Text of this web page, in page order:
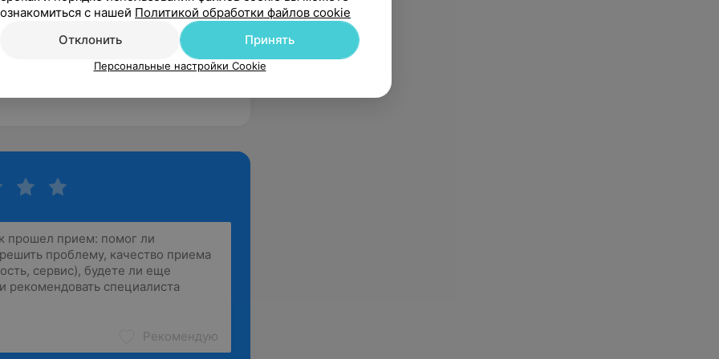
безопасность, за
Рекомендую
ознакомиться с нашей Политикой обработки файлов cookie
Отклонить
Принять
Персональные настройки Cookie